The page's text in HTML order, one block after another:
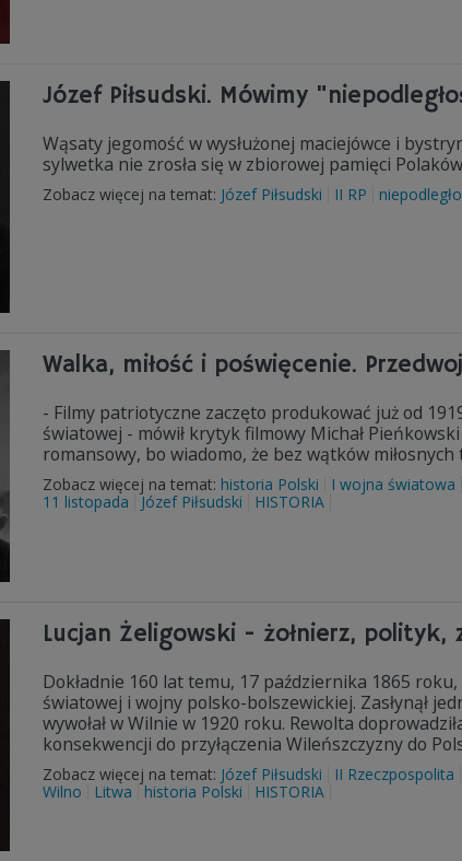
Józef Piłsudski. Mówimy
Wąsaty jegomość w wysłużonej maciejówce i
sylwetka nie zrosła się w zbiorowej pamięci
Zobacz więcej na temat: Józef Piłsudski II RP
Walka, miłość i poświęcenie.
- Filmy patriotyczne zaczęto produkować już od
światowej - mówił krytyk filmowy Michał
romansowy, bo wiadomo, że bez wątków
Zobacz więcej na temat: historia Polski I wojna światowa
11 listopada
Józef Piłsudski HISTORIA
Lucjan Żeligowski - żołnierz, polityk,
Dokładnie 160 lat temu, 17 października 1865
światowej i wojny polsko-bolszewickiej. Zasłynął
wywołał w Wilnie w 1920 roku. Rewolta
konsekwencji do przyłączenia Wileńszczyzny do
Zobacz więcej na temat: Józef Piłsudski II Rzeczpospolita
Wilno
Litwa historia Polski HISTORIA